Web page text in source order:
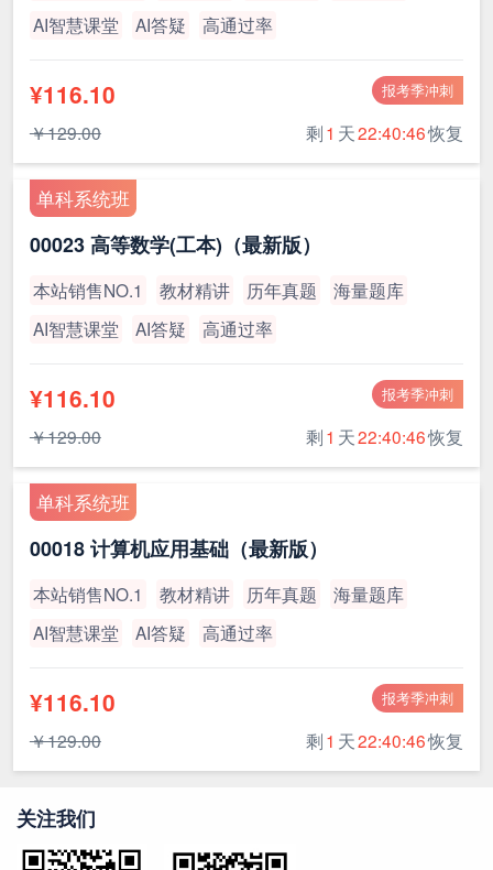
AI智慧课堂
AI答疑 高通过率
报考季冲刺
¥116.10
￥129.00 剩1 天22:40:45恢复
单科系统班
00023 高等数学(工本)（最新版）
本站销售NO.1 教材精讲 历年真题
海量题库
AI智慧课堂
AI答疑 高通过率
报考季冲刺
¥116.10
￥129.00 剩1 天22:40:45恢复
单科系统班
00018 计算机应用基础（最新版）
本站销售NO.1 教材精讲 历年真题
海量题库
AI智慧课堂
AI答疑 高通过率
报考季冲刺
¥116.10
￥129.00 剩1 天22:40:45恢复
关注我们